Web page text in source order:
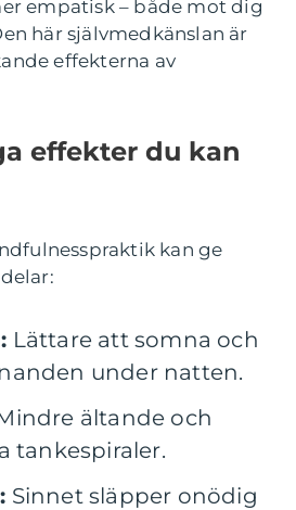
empatisk – både mot dig
här självmedkänslan är
effekterna av
effekter du kan
kan ge
Lättare att somna och
under natten.
ältande och
tankespiraler.
Sinnet släpper onödig